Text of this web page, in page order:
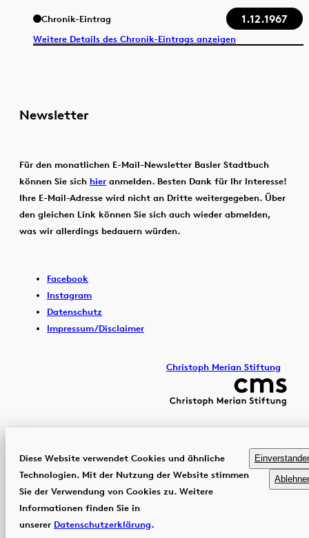
Chronik-Eintrag 1.12.1967
Weitere Details des Chronik-Eintrags anzeigen
Newsletter
Für den monatlichen E-Mail-Newsletter Basler Stadtbuch
können Sie sich hier anmelden. Besten Dank für Ihr Interesse!
Ihre E-Mail-Adresse wird nicht an Dritte weitergegeben. Über
den gleichen Link können Sie sich auch wieder abmelden,
was wir allerdings bedauern würden.
Facebook
Instagram
Datenschutz
Impressum/Disclaimer
Christoph Merian Stiftung
Diese Website verwendet Cookies und ähnliche
Technologien. Mit der Nutzung der Website stimmen
Sie der Verwendung von Cookies zu. Weitere
Informationen finden Sie in
unserer Datenschutzerklärung.